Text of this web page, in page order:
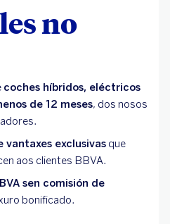
no
coches híbridos, eléctricos
de 12 meses, dos nosos
vantaxes exclusivas que
aos clientes BBVA.
sen comisión de
bonificado.